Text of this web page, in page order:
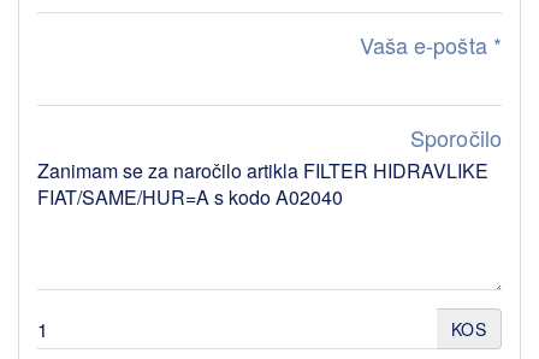
Vaša e-pošta *
Sporočilo
KOS